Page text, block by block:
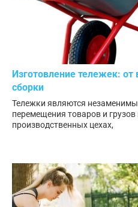
Изготовление тележек:
сборки
Тележки являются
перемещения товаров и грузов
производственных цехах,